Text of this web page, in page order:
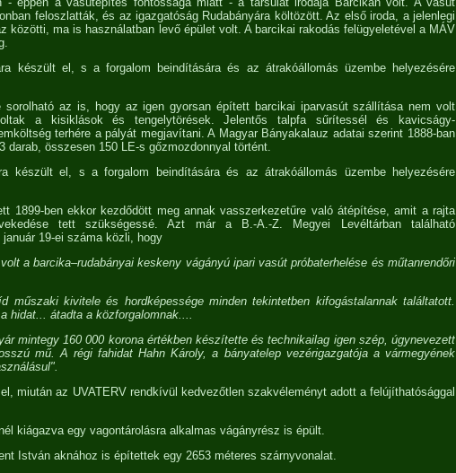
feloszlatták, és az igazgatóság Rudabányára költözött. Az első iroda, a jelenlegi
közötti, ma is használatban levő épület volt. A barcikai rakodás felügyeletével a MÁV
készült el, s a forgalom beindítására és az átrakóállomás üzembe helyezésére
sorolható az is, hogy az igen gyorsan épített barcikai iparvasút szállítása nem volt
a kisiklások és tengelytörések. Jelentős talpfa sűrítessél és kavicságy-
terhére a pályát megjavítani. A Magyar Bányakalauz adatai szerint 1888-ban
darab, összesen 150 LE-s gőzmozdonnyal történt.
készült el, s a forgalom beindítására és az átrakóállomás üzembe helyezésére
1899-ben ekkor kezdődött meg annak vasszerkezetűre való átépítése, amit a rajta
tett szükségessé. Azt már a B.-A.-Z. Megyei Levéltárban található
19-ei száma közli, hogy
a barcika–rudabányai keskeny vágányú ipari vasút próbaterhelése és műtanrendőri
műszaki kivitele és hordképessége minden tekintetben kifogástalannak találtatott.
hidat... átadta a közforgalomnak....
mintegy 160 000 korona értékben készítette és technikailag igen szép, úgynevezett
mű. A régi fahidat Hahn Károly, a bányatelep vezérigazgatója a vármegyének
miután az UVATERV rendkívül kedvezőtlen szakvéleményt adott a felújíthatósággal
kiágazva egy vagontárolásra alkalmas vágányrész is épült.
István aknához is építettek egy 2653 méteres szárnyvonalat.